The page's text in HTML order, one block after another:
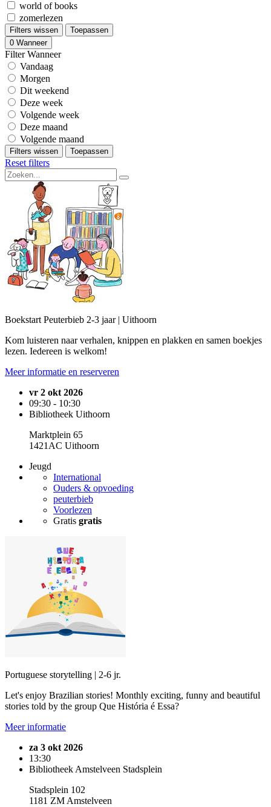
world of books
zomerlezen
Filters wissen
Toepassen
0 Wanneer
Filter Wanneer
Vandaag
Morgen
Dit weekend
Deze week
Volgende week
Deze maand
Volgende maand
Filters wissen Toepassen
Reset filters
Boekstart Peuterbieb 2-3 jaar | Uithoorn
Kom luisteren naar verhalen, knippen en plakken en samen boekjes
lezen. Iedereen is welkom!
Meer informatie en reserveren
vr 2 okt 2026
09:30 - 10:30
Bibliotheek Uithoorn
Marktplein 65
1421AC Uithoorn
Jeugd
International
Ouders & opvoeding
peuterbieb
Voorlezen
Gratis gratis
Portuguese storytelling | 2-6 jr.
Let's enjoy Brazilian stories! Monthly exciting, funny and beautiful
stories told by the group Que História é Essa?
Meer informatie
za 3 okt 2026
13:30
Bibliotheek Amstelveen Stadsplein
Stadsplein 102
1181 ZM Amstelveen